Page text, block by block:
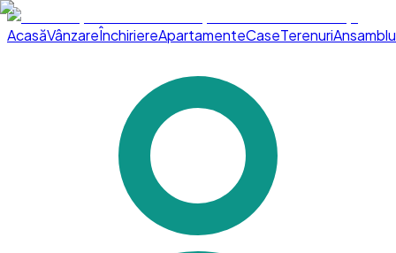
AcasăVânzareÎnchiriereApartamenteCaseTerenuri